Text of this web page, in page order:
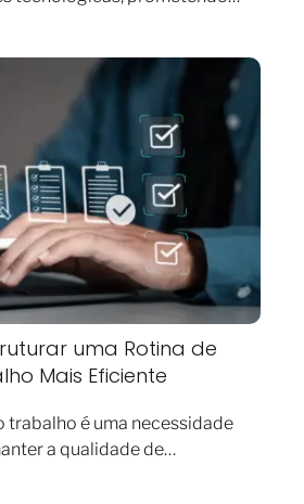
uma Rotina de
Mais Eficiente
trabalho é uma necessidade
a qualidade de…